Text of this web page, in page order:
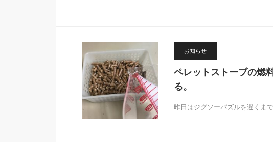
お知らせ
ペレットストーブの燃
る。
昨日はジグソーパズルを遅くま